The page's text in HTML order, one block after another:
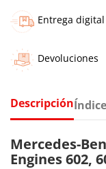
Entrega digital
Devoluciones
Descripción
Mercedes-
Engines 602,